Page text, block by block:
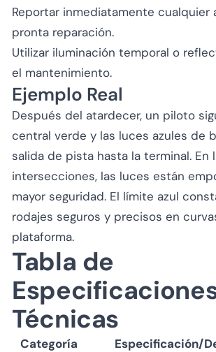
Reportar inmediatamente cualquier
pronta reparación.
Utilizar iluminación temporal o
el mantenimiento.
Ejemplo Real
Después del atardecer, un piloto
central verde y las luces azules de
salida de pista hasta la terminal. En
intersecciones, las luces están
mayor seguridad. El límite azul
rodajes seguros y precisos en
plataforma.
Tabla de
Técnicas
Categoría
Especificación/